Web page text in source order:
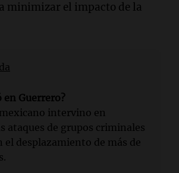
minimizar el impacto de la
en Guerrero?
intervino en
ataques de grupos criminales
el desplazamiento de más de